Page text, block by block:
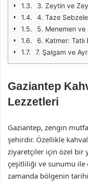
3. Zeytin ve
4. Taze
5. Menemen ve
6. Katmer: Tatlı
7. Şalgam ve
Gaziantep
Lezzetleri
Gaziantep, zengin
şehirdir. Özellikle
ziyaretçiler için özel bir
çeşitliliği ve sunumu ile
zamanda bölgenin